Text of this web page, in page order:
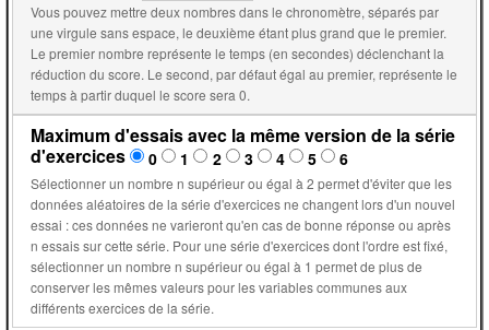
Vous pouvez mettre deux nombres dans le chronomètre, séparés par
une virgule sans espace, le deuxième étant plus grand que le premier.
Le premier nombre représente le temps (en secondes) déclenchant la
réduction du score. Le second, par défaut égal au premier, représente le
temps à partir duquel le score sera 0.
Maximum d'essais avec la même version de la série
d'exercices
0 1 2 3 4 5 6
Sélectionner un nombre n supérieur ou égal à 2 permet d'éviter que les
données aléatoires de la série d'exercices ne changent lors d'un nouvel
essai : ces données ne varieront qu'en cas de bonne réponse ou après
n essais sur cette série. Pour une série d'exercices dont l'ordre est fixé,
sélectionner un nombre n supérieur ou égal à 1 permet de plus de
conserver les mêmes valeurs pour les variables communes aux
différents exercices de la série.